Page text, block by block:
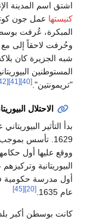
القديس بوتلوف، في
في المصادر
بوتولف"،
المستوطنة في
ويعرفها
معاتفاقية كامبردج
مساتشوستس
أثرت الأخلاق
للمدينة. تأسست
، في بوسطن
عشرحتى نمت